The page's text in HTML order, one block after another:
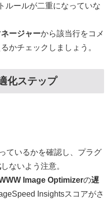
ルールが二重になっていな
ージャーから該当行をコメ
かチェックしましょう。
化ステップ
ているかを確認し、プラグ
しないよう注意。
Image Optimizerの遅
Insightsスコアがさ